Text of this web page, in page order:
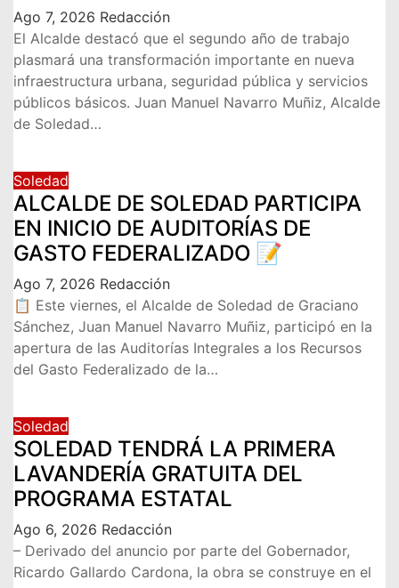
Ago 7, 2026 Redacción
El Alcalde destacó que el segundo año de trabajo
plasmará una transformación importante en nueva
infraestructura urbana, seguridad pública y servicios
públicos básicos. Juan Manuel Navarro Muñiz, Alcalde
de Soledad…
Soledad
ALCALDE DE SOLEDAD PARTICIPA
EN INICIO DE AUDITORÍAS DE
GASTO FEDERALIZADO 📝
Ago 7, 2026 Redacción
📋 Este viernes, el Alcalde de Soledad de Graciano
Sánchez, Juan Manuel Navarro Muñiz, participó en la
apertura de las Auditorías Integrales a los Recursos
del Gasto Federalizado de la…
Soledad
SOLEDAD TENDRÁ LA PRIMERA
LAVANDERÍA GRATUITA DEL
PROGRAMA ESTATAL
Ago 6, 2026 Redacción
– Derivado del anuncio por parte del Gobernador,
Ricardo Gallardo Cardona, la obra se construye en el